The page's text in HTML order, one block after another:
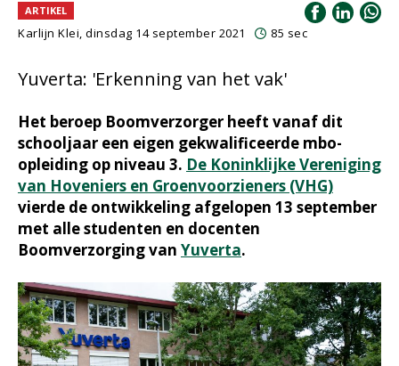
ARTIKEL
Karlijn Klei, dinsdag 14 september 2021 85 sec
Yuverta: 'Erkenning van het vak'
Het beroep Boomverzorger heeft vanaf dit
schooljaar een eigen gekwalificeerde mbo-
opleiding op niveau 3. De Koninklijke Vereniging
van Hoveniers en Groenvoorzieners (VHG)
vierde de ontwikkeling afgelopen 13 september
met alle studenten en docenten
Boomverzorging van Yuverta.